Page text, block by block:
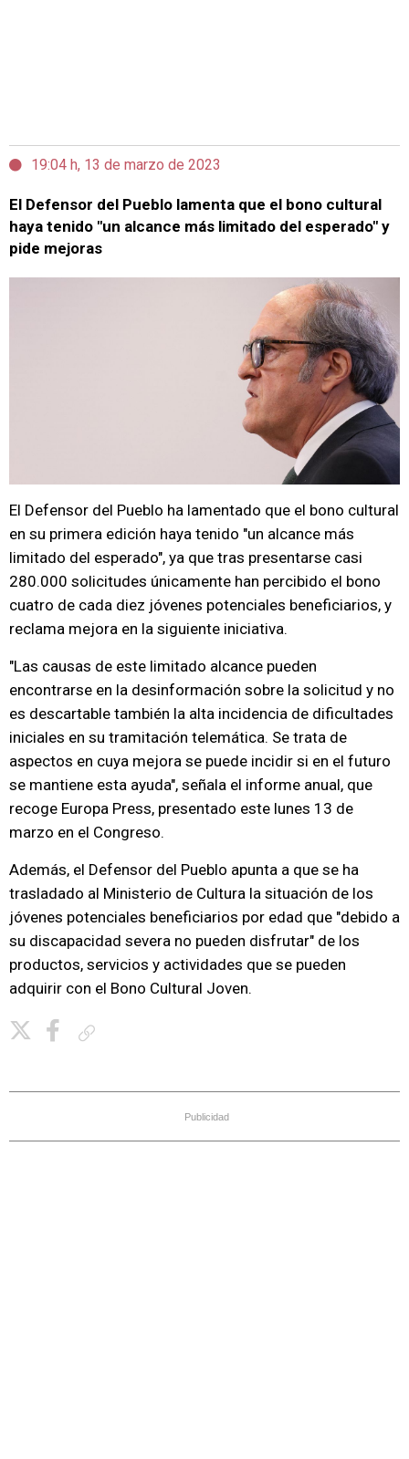
19:04 h, 13 de marzo de 2023
El Defensor del Pueblo lamenta que el bono cultural
haya tenido "un alcance más limitado del esperado" y
pide mejoras
El Defensor del Pueblo ha lamentado que el bono cultural
en su primera edición haya tenido "un alcance más
limitado del esperado", ya que tras presentarse casi
280.000 solicitudes únicamente han percibido el bono
cuatro de cada diez jóvenes potenciales beneficiarios, y
reclama mejora en la siguiente iniciativa.
"Las causas de este limitado alcance pueden
encontrarse en la desinformación sobre la solicitud y no
es descartable también la alta incidencia de dificultades
iniciales en su tramitación telemática. Se trata de
aspectos en cuya mejora se puede incidir si en el futuro
se mantiene esta ayuda", señala el informe anual, que
recoge Europa Press, presentado este lunes 13 de
marzo en el Congreso.
Además, el Defensor del Pueblo apunta a que se ha
trasladado al Ministerio de Cultura la situación de los
jóvenes potenciales beneficiarios por edad que "debido a
su discapacidad severa no pueden disfrutar" de los
productos, servicios y actividades que se pueden
adquirir con el Bono Cultural Joven.
Publicidad